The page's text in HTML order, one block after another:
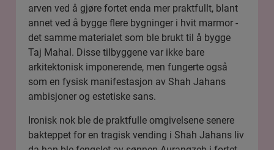
arven ved å gjøre fortet enda mer praktfullt, blant
annet ved å bygge flere bygninger i hvit marmor -
det samme materialet som ble brukt til å bygge
Taj Mahal. Disse tilbyggene var ikke bare
arkitektonisk imponerende, men fungerte også
som en fysisk manifestasjon av Shah Jahans
ambisjoner og estetiske sans.
Ironisk nok ble de praktfulle omgivelsene senere
bakteppet for en tragisk vending i Shah Jahans liv